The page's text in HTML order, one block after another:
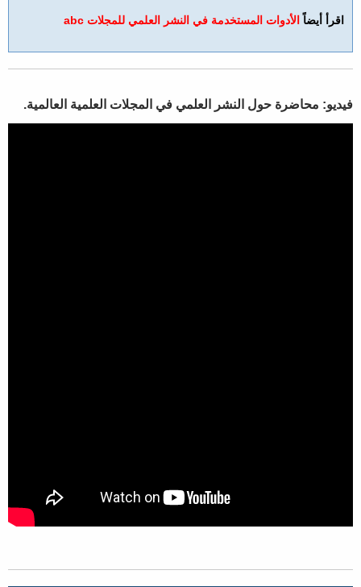
​اقرأ أيضاً الأدوات المستخدمة في النشر العلمي للمجلات abc
فيديو: محاضرة حول النشر العلمي في المجلات العلمية العالمية.